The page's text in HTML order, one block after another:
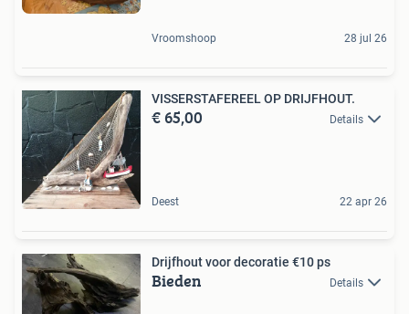
Vroomshoop 28 jul 26
VISSERSTAFEREEL OP DRIJFHOUT.
€ 65,00 Details
Deest 22 apr 26
Drijfhout voor decoratie €10 ps
Bieden Details